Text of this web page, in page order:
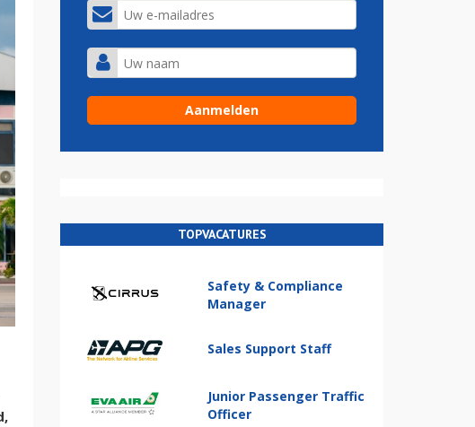
TOPVACATURES
Safety & Compliance
Manager
Sales Support Staff
Junior Passenger Traffic
Officer